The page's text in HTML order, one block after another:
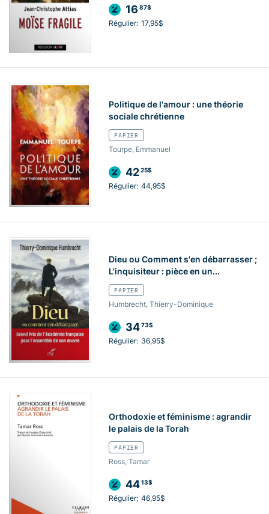
16 87$
Régulier: 17,95$
Politique de l'amour : une théorie
sociale chrétienne
PAPIER
Tourpe, Emmanuel
4225$
Régulier: 44,95$
Dieu ou Comment s'en débarrasser ;
L'inquisiteur : pièce en un...
PAPIER
Humbrecht, Thierry-Dominique
3473$
Régulier: 36,95$
Orthodoxie et féminisme : agrandir
le palais de la Torah
PAPIER
Ross, Tamar
4413$
Régulier: 46,95$